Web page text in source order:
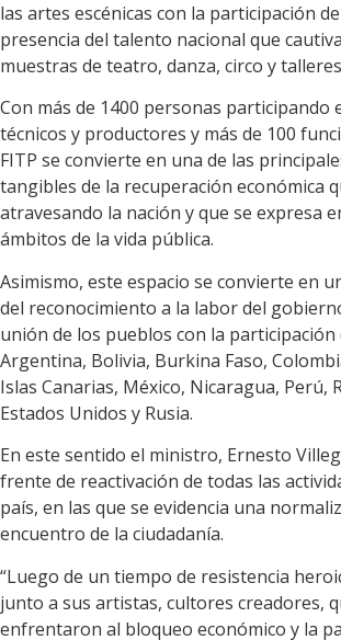
las artes escénicas con la participación
presencia del talento nacional que
muestras de teatro, danza, circo y
Con más de 1400 personas participando
técnicos y productores y más de 100
FITP se convierte en una de las
tangibles de la recuperación económica
atravesando la nación y que se expresa
ámbitos de la vida pública.
Asimismo, este espacio se convierte en
del reconocimiento a la labor del
unión de los pueblos con la participación
Argentina, Bolivia, Burkina Faso,
Islas Canarias, México, Nicaragua, Perú,
Estados Unidos y Rusia.
En este sentido el ministro, Ernesto
frente de reactivación de todas las
país, en las que se evidencia una
encuentro de la ciudadanía.
“Luego de un tiempo de resistencia
junto a sus artistas, cultores creadores,
enfrentaron al bloqueo económico y la